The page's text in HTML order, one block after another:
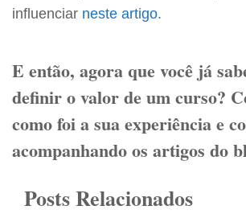
influenciar neste artigo.
E então, agora que você já
definir o valor de um curso?
como foi a sua experiência e
acompanhando os artigos do
Posts Relacionados